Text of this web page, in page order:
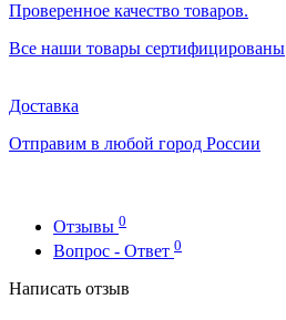
Проверенное качество товаров.
Все наши товары сертифицированы
Доставка
Отправим в любой город России
Отзывы 0
Вопрос - Ответ 0
Написать отзыв